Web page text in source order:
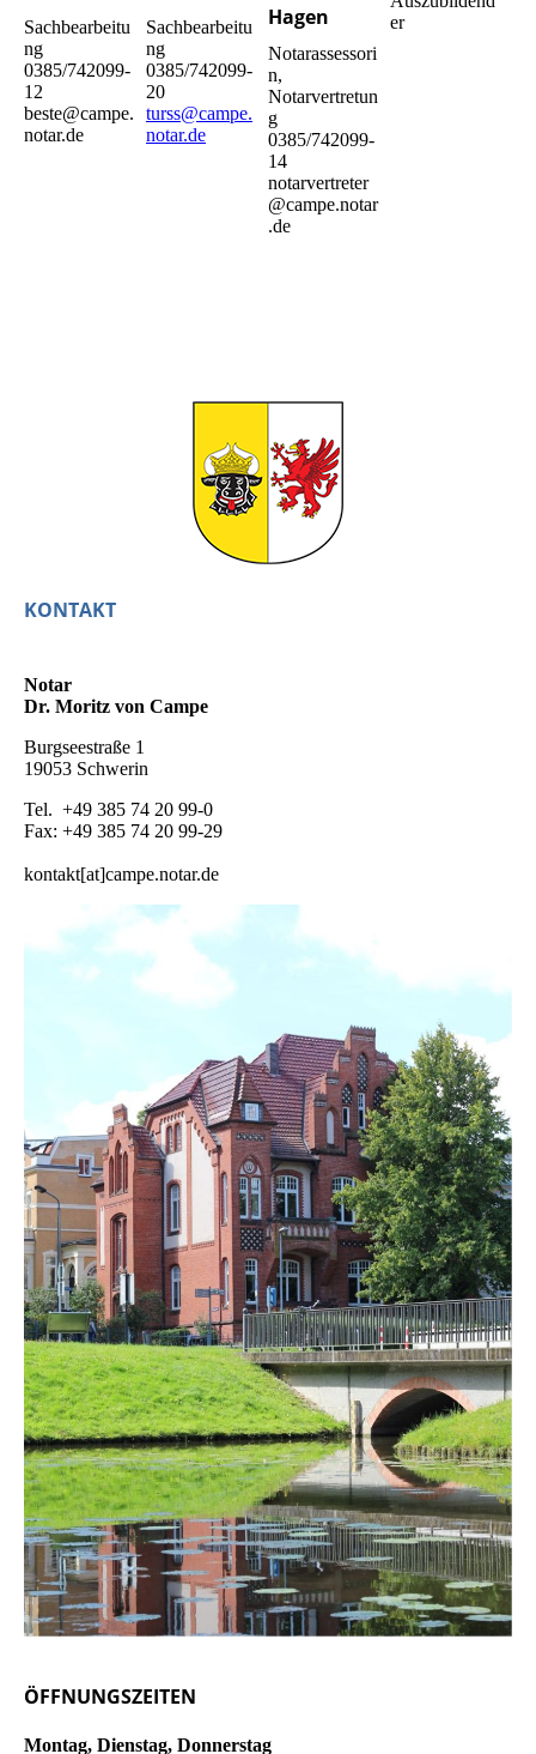
Sachbearbeitu
ng
0385/742099-
12
beste@campe.
notar.de
Sachbearbeitu
ng
0385/742099-
20
turss@campe.
notar.de
Hagen
Notarassessori
n,
Notarvertretun
g
0385/742099-
14
notarvertreter
@campe.notar
.de
er
KONTAKT
Notar
Dr. Moritz von Campe
Burgseestraße 1
19053 Schwerin
Tel. +49 385 74 20 99-0
Fax: +49 385 74 20 99-29
kontakt[at]campe.notar.de
ÖFFNUNGSZEITEN
Montag, Dienstag, Donnerstag